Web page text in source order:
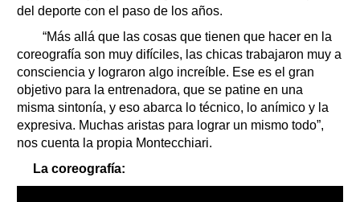
del deporte con el paso de los años.
“Más allá que las cosas que tienen que hacer en la
coreografía son muy difíciles, las chicas trabajaron muy a
consciencia y lograron algo increíble. Ese es el gran
objetivo para la entrenadora, que se patine en una
misma sintonía, y eso abarca lo técnico, lo anímico y la
expresiva. Muchas aristas para lograr un mismo todo”,
nos cuenta la propia Montecchiari.
La coreografía: